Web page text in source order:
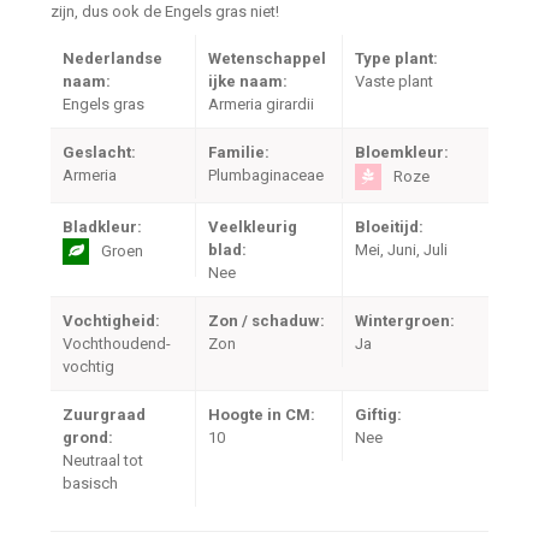
zijn, dus ook de Engels gras niet!
Nederlandse
naam:
Engels gras
Wetenschappel
ijke naam:
Armeria girardii
Type plant:
Vaste plant
Geslacht:
Armeria
Familie:
Plumbaginaceae
Bloemkleur:
Roze
Bladkleur:
Groen
Veelkleurig
blad:
Nee
Bloeitijd:
Mei, Juni, Juli
Vochtigheid:
Vochthoudend-
vochtig
Zon / schaduw:
Zon
Wintergroen:
Ja
Zuurgraad
grond:
Neutraal tot
basisch
Hoogte in CM:
10
Giftig:
Nee